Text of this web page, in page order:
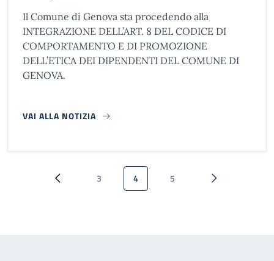
Il Comune di Genova sta procedendo alla
INTEGRAZIONE DELL’ART. 8 DEL CODICE DI
COMPORTAMENTO E DI PROMOZIONE
DELL’ETICA DEI DIPENDENTI DEL COMUNE DI
GENOVA.
VAI ALLA NOTIZIA
Paginazione
Pagina precedente
Pagina
3 Pagina attuale
4 Pagina
5 Pagina